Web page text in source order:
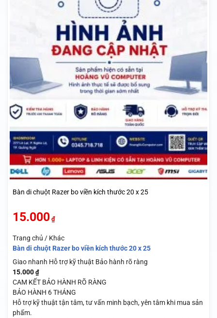
Bàn di chuột Razer bo viền kích thước 20 x 25
15.000 ₫
Trang chủ / Khác
Bàn di chuột Razer bo viền kích thước 20 x 25
Giao nhanh Hỗ trợ kỹ thuật Bảo hành rõ ràng
15.000 ₫
CAM KẾT BẢO HÀNH RÕ RÀNG
BẢO HÀNH 6 THÁNG
Hỗ trợ kỹ thuật tận tâm, tư vấn minh bạch, yên tâm khi mua sản
phẩm.